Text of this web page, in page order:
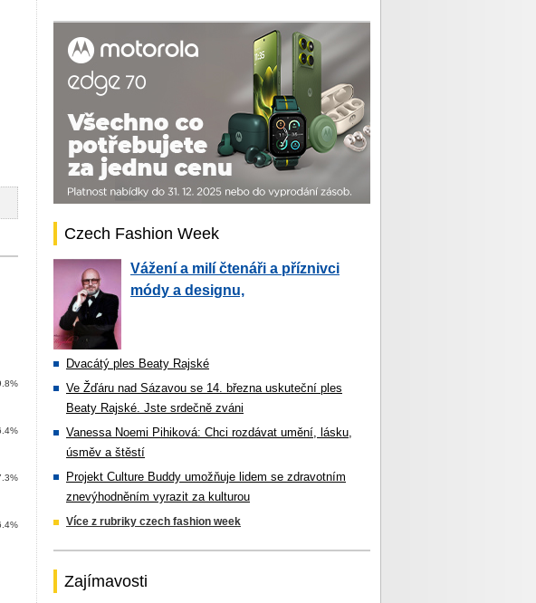
Czech Fashion Week
Vážení a milí čtenáři a příznivci
módy a designu,
Dvacátý ples Beaty Rajské
Ve Žďáru nad Sázavou se 14. března uskuteční ples
Beaty Rajské. Jste srdečně zváni
Vanessa Noemi Pihiková: Chci rozdávat umění, lásku,
úsměv a štěstí
Projekt Culture Buddy umožňuje lidem se zdravotním
znevýhodněním vyrazit za kulturou
Více z rubriky czech fashion week
Zajímavosti